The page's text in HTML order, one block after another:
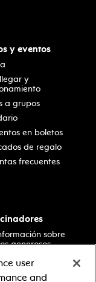
y eventos
y
a grupos
en boletos
de regalo
frecuentes
sobre
generosos
user
and